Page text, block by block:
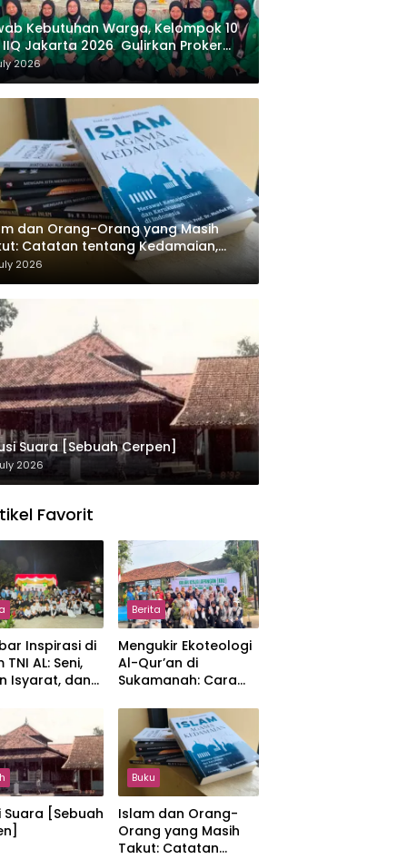
Kebutuhan Warga, Kelompok 10
IIQ Jakarta 2026 Gulirkan Proker
Al-Qur’an di Sukamanah
2026
dan Orang-Orang yang Masih
Catatan tentang Kedamaian,
dan Negara dalam
Masykuri Abdillah
2026
Suara [Sebuah Cerpen]
2026
Favorit
Inspirasi di
TNI AL: Seni,
Isyarat, dan
Berita
Mengukir Ekoteologi
Al-Qur’an di
Sukamanah: Cara
Jakarta Menjaga
Bumi Jonggol
Suara [Sebuah
Buku
Islam dan Orang-
Orang yang Masih
Takut: Catatan